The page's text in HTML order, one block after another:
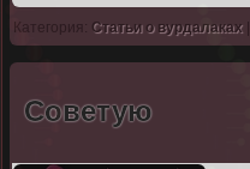
Категория: Статьи о вурдалаках
Советую